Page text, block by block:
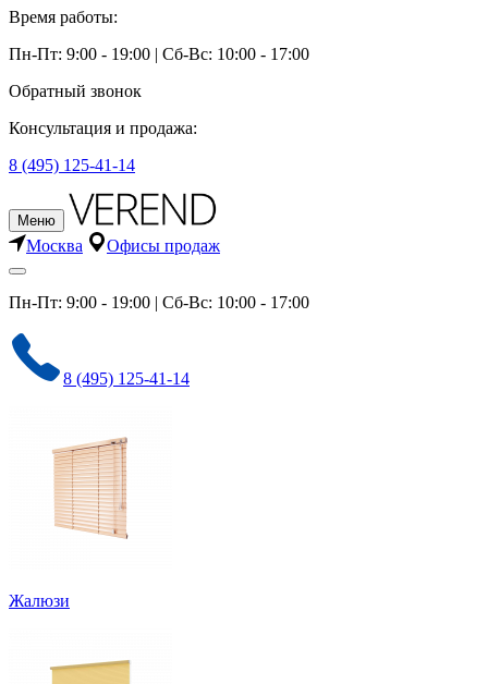
Время работы:
Пн-Пт: 9:00 - 19:00 | Сб-Вс: 10:00 - 17:00
Обратный звонок
Консультация и продажа:
8 (495) 125-41-14
Меню
Москва Офисы продаж
Пн-Пт: 9:00 - 19:00 | Сб-Вс: 10:00 - 17:00
8 (495) 125-41-14
Жалюзи